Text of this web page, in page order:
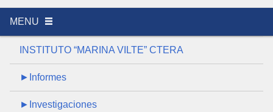
MENU
INSTITUTO “MARINA VILTE” CTERA
►Informes
►Investigaciones